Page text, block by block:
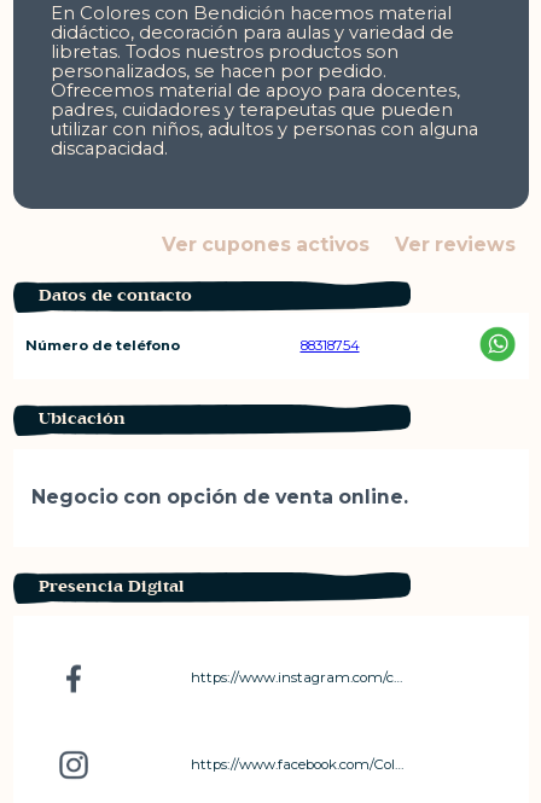
En Colores con Bendición hacemos material
didáctico, decoración para aulas y variedad de
libretas. Todos nuestros productos son
personalizados, se hacen por pedido.
Ofrecemos material de apoyo para docentes,
padres, cuidadores y terapeutas que pueden
utilizar con niños, adultos y personas con alguna
discapacidad.
Ver cupones activos Ver reviews
Datos de contacto
Número de teléfono 88318754
Ubicación
Negocio con opción de venta online.
Presencia Digital
https://www.instagram.com/coloresconbendicion/
https://www.facebook.com/Coloresconbendicion/